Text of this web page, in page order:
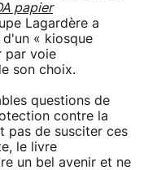
papier
Lagardère a
d'un « kiosque
par voie
son choix.
questions de
contre la
pas de susciter ces
le livre
un bel avenir et ne